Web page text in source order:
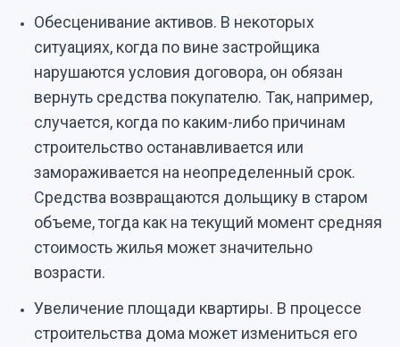
Обесценивание активов. В некоторых
ситуациях, когда по вине застройщика
нарушаются условия договора, он обязан
вернуть средства покупателю. Так, например,
случается, когда по каким-либо причинам
строительство останавливается или
замораживается на неопределенный срок.
Средства возвращаются дольщику в старом
объеме, тогда как на текущий момент средняя
стоимость жилья может значительно
возрасти.
Увеличение площади квартиры. В процессе
строительства дома может измениться его